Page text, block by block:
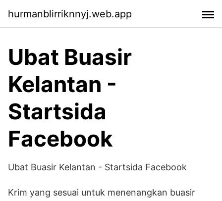
hurmanblirriknnyj.web.app
Ubat Buasir
Kelantan -
Startsida
Facebook
Ubat Buasir Kelantan - Startsida Facebook
Krim yang sesuai untuk menenangkan buasir